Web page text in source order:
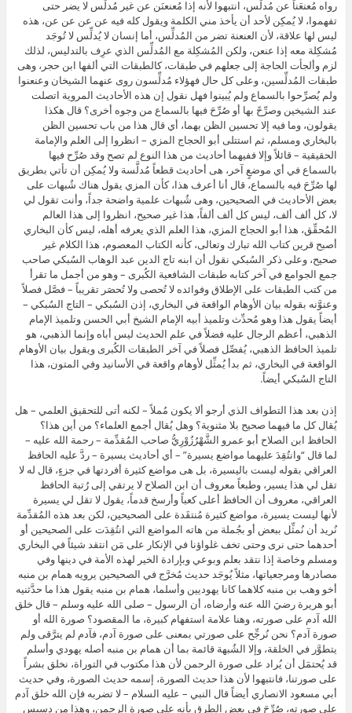
رواه مُعنعَناً عن مُدلِّس، انتبهوا لأنه إذا مُعنعنَن عن غير مُدلِّس لا يضر حتى
تفهموا، لا يُمكِن لأحد أن يأخذ مني الكلمة ويقول كله فيه عن عن عن عن، هذه
ليس لها علاقة، لأن العنعنة تضر من المُدلِّس، أما إنسان لا يُدلِّس لا تُوجَد
مُشكِلة معه إذا عنعن، ولكن المُشكِلة مع المُدلِّس الذي عرِف بالتدليس، لذلك
لزم وألجأت الحاجة إلى جعلهم في طبقات، كالطبقات التي ألفها ابن حجر، وهى
طبقات المُدلِّسين، وعلى كل حال فهؤلاء مُدلِّسون روى عنهما الشيخان وعنعنوا
ولم يُصرِّحوا بالسماع ولم يُبينوا فهل نقول إن هذه الأحاديث المروية اتصلت
عند الشيخين وصرِّحً بها أو صُرِّحَ فيها بالسماع من وجوه أخرى؟ قال هكذا
يقولون، وما فيه إلا تحسين الظن بهما، أي قال هذا من باب تحسين الظن
بالبخاري ومسلم، ثم استتلى أبو الحجاج المزي – انظروا إلى العلم والإمامة
الحقيقية – قائلاً وإلا ففيهما أحاديث من هذا النوع لم تصح وقد صُرِّح فيها
بالسماع في أي موضعٍ آخر، هى أحاديث قطعاً مُدلَّسة ولا يُمكِن أن تأتي بطريق
لها صُرِّحَ فيه بالسماع، قال أنا أعرف هذا، كأن المزي يقول هناك شُبهات على
بعض الأحاديث في الصحيحين، وهى شُبهات علمية واضحة جداً، وأنت تقول لي
لا، كل ألف ألف، ليس كل ألف ألفاً، هذا غير صحيح، انظروا إلى هذا العالم
المُحقِّق، هذا أبو الحجاج المزي، هذا العلم الذي يعرفه أهله، ليس كأن البخاري
أصبح قرين كتاب الله تبارك وتعالى، كأنه الكتاب المعصوم، هذا الكلام غير
صحيح، وعلى ذكر السُبكي نقول أن ابنه تاج الدين عبد الوهاب السُبكي صاحب
جمع الجوامع في آخر كتابه طبقات الشافعية الكُبرى – وهو من أجمل ما تقرأ
من كتب الطبقات على الإطلاق وفوائده لا تُحصى ولا تُحصَر تقريباً – فصَّل فصلاً
وعنوَّنه بقوله بيان الأوهام الواقعة في البخاري، إذن السُبكي – التاج السُبكي –
أيضاً يقول هذا وهو مُحدِّث وتلميذ أبيه الإمام الشيخ أبي الحسن وتلميذ الإمام
الذهبي، أعظم الرجال عليه فضلاً في علم الحديث ليس أباه وإنما الذهبي، هو
تلميذ الحافظ الذهبي، يُفصِّل فصلاً في آخر الطبقات الكُبرى ويقول بيان الأوهام
الواقعة في البخاري، ثم بدأ يُمثِّل لأوهام واقعة في الأسانيد وفي المتون، هذا
التاج السُبكي أيضاً.
إذن بعد هذا التطواف الذي أرجو ألا يكون مُملاً – لكنه أتى للتحقيق العلمي – هل
يُقال كل ما فيهما صحيح بلا مثنوية؟ وهل يُقال أجمع العلماء؟ من أين هذا؟
الحافظ ابن الصلاح أبو عمرو الشَّهْرُزُوْرِيُّ صاحب المُقدِّمة – رحمة الله عليه –
لما قال “وانتُقِدَ عليهما مواضع يسيرة” – أي أحاديث يسيرة – ردَّ عليه الحافظ
العراقي بقوله ليست باليسيرة، بل هى مواضع كثيرة أفردتها في جزءٍ، قال له لا
تقل لي هذا يسير، وطبعاً معروف أن ابن الصلاح لا يرتقي إلى رُتبة الحافظ
العراقي، معروف أن الحافظ أعلى كعباً وأرسخ قدماً، يقول لا تقل لي يسيرة
لأنها ليست يسيرة، مواضع كثيرة مُنتقَدة على الصحيحين، لكن بعد هذه المُقدِّمة
نُريد أن نُمثِّل ببعض أو بجُملة من هاته المواضع التي انتُقِدَت على الصحيحين أو
أحدهما حتى نرى وحتى تخف غلواؤنا في الإنكار على مَن انتقد شيئاً في البخاري
ومسلم وخاصة إذا نتقد بعلم وبوعي وبإرادة الخير لهذه الأمة في دينها وفي
مصادرها ومرجعياتها، مثلاً يُوجَد حديث مُخرَّج في الصحيحين يرويه همام بن منبه
أخو وهب بن منبه كلاهما كانا يهوديين وأسلما، همام بن منبه يقول هذا ما حدَّثنيه
أبو هريرة رضيَ الله عنه وأرضاه، أن الرسول – صلى الله عليه وسلم – قال خلق
الله آدم على صورته، وهنا علامة استفهام كبيرة، ما المقصود؟ صورة الله أو
صورة آدم؟ نحن نُرجِّح على صورتي بمعنى على صورة آدم، فآدم لم يترَّقى ولم
يتطوَّر في الخلقة، وإلا الشُبهة قائمة بما أن همام بن منبه أصله يهودي وأسلم
قد يُحتمَل أن يُراد على صورة الرحمن لأن هذا مكتوب في التوراة، نخلق بشراً
على صورتنا، فانتبهوا لأن هذا حديث الصورة، إسمه حديث الصورة، وفي حديث
أبي مسعود الانصاري أيضاً قال النبي – عليه السلام – لا تضربه فإن الله خلق آدم
على صورته، صُرِّحَ في بعض الطرق بأنه على صورة الرحمن، وهذا من دسيس